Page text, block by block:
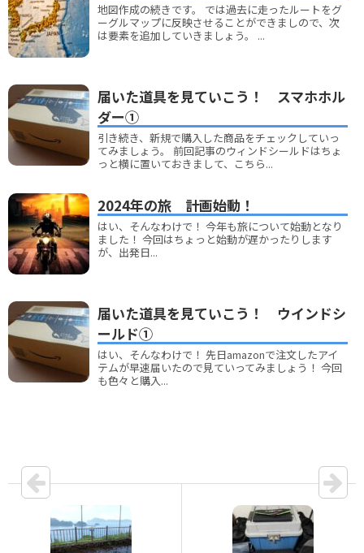
地図作成の続きです。 では過去に走ったルートをグ
ーグルマップに反映させることができましので、次
は要素を追加していきましょう。 ...
届いた道具を見ていこう！ スマホホル
ダー①
引き続き、新規で購入した商品をチェックしていっ
てみましょう。 前回記事のウィンドシールドはちょ
っと横に置いておきまして、こちら...
2024年の旅 計画始動！
はい、そんなわけで！ 今年も旅について始動となり
ました！ 今回はちょっと始動が遅かったりします
が、出発日...
届いた道具を見ていこう！ ウインドシ
ールド①
はい、そんなわけで！ 先日amazonで注文したアイ
テムが早速届いたので見ていってみましょう！ 今回
も色々と購入...